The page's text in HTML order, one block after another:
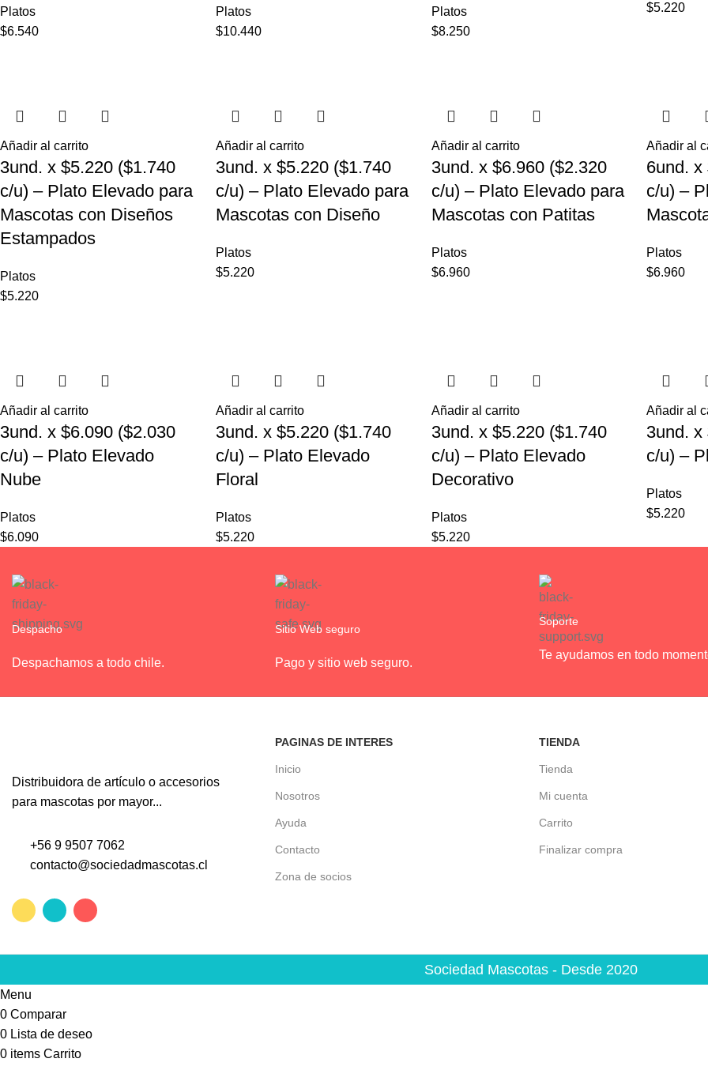
Platos
$6.540
Platos
$10.440
Platos
$8.250
$5.220
Añadir al carrito
3und. x $5.220 ($1.740
c/u) – Plato Elevado para
Mascotas con Diseños
Estampados
Platos
$5.220
Añadir al carrito
3und. x $5.220 ($1.740
c/u) – Plato Elevado para
Mascotas con Diseño
Platos
$5.220
Añadir al carrito
3und. x $6.960 ($2.320
c/u) – Plato Elevado para
Mascotas con Patitas
Platos
$6.960
Añadir al
6und. x
c/u) –
Platos
$6.960
Añadir al carrito
3und. x $6.090 ($2.030
c/u) – Plato Elevado
Nube
Platos
$6.090
Añadir al carrito
3und. x $5.220 ($1.740
c/u) – Plato Elevado
Floral
Platos
$5.220
Añadir al carrito
3und. x $5.220 ($1.740
c/u) – Plato Elevado
Decorativo
Platos
$5.220
Añadir al
3und. x
c/u) –
Platos
$5.220
Despacho
Despachamos a todo chile.
Sitio Web seguro
Pago y sitio web seguro.
Soporte
Te ayudamos en todo
Distribuidora de artículo o accesorios
para mascotas por mayor...
+56 9 9507 7062
contacto@sociedadmascotas.cl
PAGINAS DE INTERES
Inicio
Nosotros
Ayuda
Contacto
Zona de socios
TIENDA
Tienda
Mi cuenta
Carrito
Finalizar compra
Sociedad Mascotas - Desde 2020
Menu
0 Comparar
0 Lista de deseo
0 items Carrito